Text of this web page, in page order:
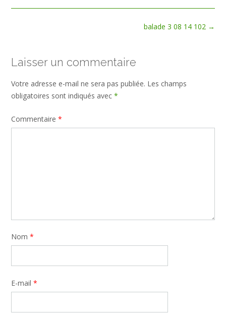
balade 3 08 14 102 →
Laisser un commentaire
Votre adresse e-mail ne sera pas publiée. Les champs
obligatoires sont indiqués avec *
Commentaire *
Nom *
E-mail *